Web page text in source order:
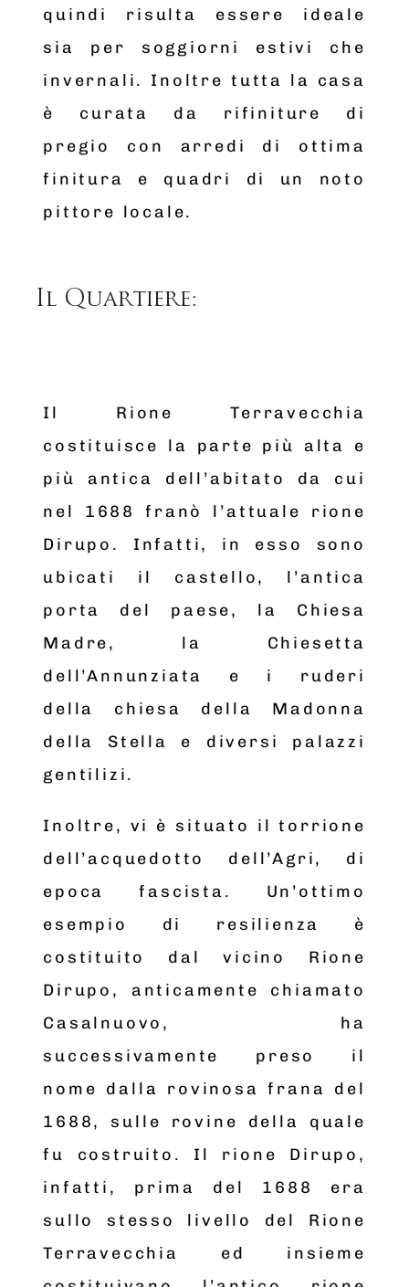
quindi risulta essere ideale
sia per soggiorni estivi che
invernali. Inoltre tutta la casa
è curata da rifiniture di
pregio con arredi di ottima
finitura e quadri di un noto
pittore locale.
Il Quartiere:
Il Rione Terravecchia
costituisce la parte più alta e
più antica dell’abitato da cui
nel 1688 franò l’attuale rione
Dirupo. Infatti, in esso sono
ubicati il castello, l’antica
porta del paese, la Chiesa
Madre, la Chiesetta
dell’Annunziata e i ruderi
della chiesa della Madonna
della Stella e diversi palazzi
gentilizi.
Inoltre, vi è situato il torrione
dell’acquedotto dell’Agri, di
epoca fascista. Un’ottimo
esempio di resilienza è
costituito dal vicino Rione
Dirupo, anticamente chiamato
Casalnuovo, ha
successivamente preso il
nome dalla rovinosa frana del
1688, sulle rovine della quale
fu costruito. Il rione Dirupo,
infatti, prima del 1688 era
sullo stesso livello del Rione
Terravecchia ed insieme